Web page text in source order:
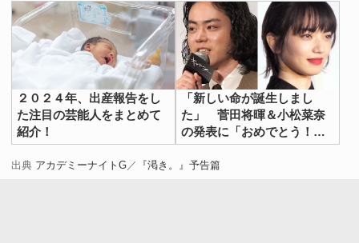
２０２４年、出産報告をし
た注目の芸能人をまとめて
紹介！
「新しい命が誕生しまし
た」 菅田将暉＆小松菜奈
の発表に「おめでとう！」
の声
出典 アカデミーナイトG ／ 『渇き。』予告篇